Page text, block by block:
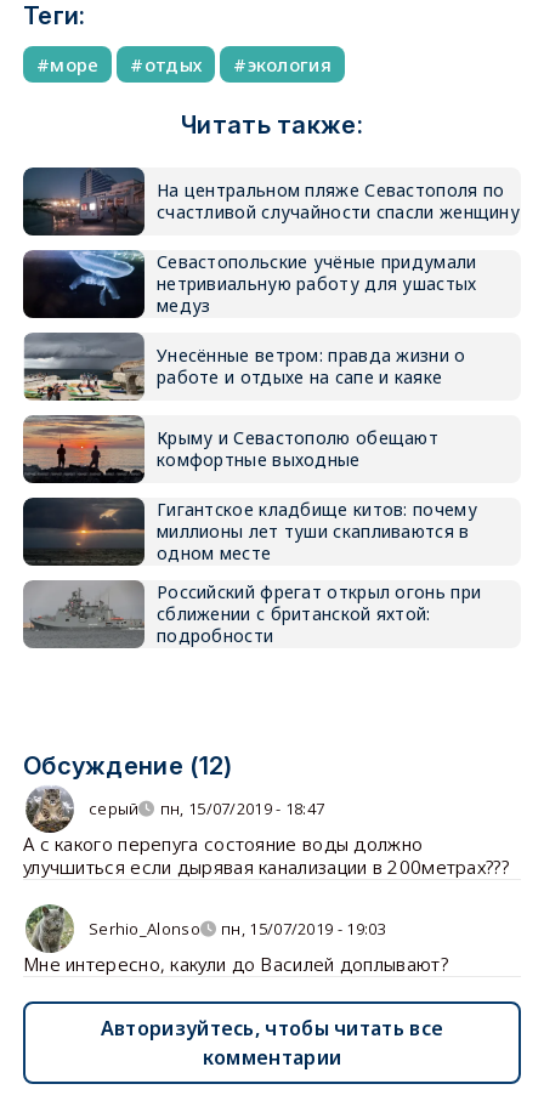
Теги:
море отдых экология
Читать также:
На центральном пляже Севастополя по
счастливой случайности спасли женщину
Севастопольские учёные придумали
нетривиальную работу для ушастых
медуз
Унесённые ветром: правда жизни о
работе и отдыхе на сапе и каяке
Крыму и Севастополю обещают
комфортные выходные
Гигантское кладбище китов: почему
миллионы лет туши скапливаются в
одном месте
Российский фрегат открыл огонь при
сближении с британской яхтой:
подробности
Обсуждение (12)
серый пн, 15/07/2019 - 18:47
А с какого перепуга состояние воды должно
улучшиться если дырявая канализации в 200метрах???
Serhio_Alonso пн, 15/07/2019 - 19:03
Мне интересно, какули до Василей доплывают?
Авторизуйтесь, чтобы читать все
комментарии